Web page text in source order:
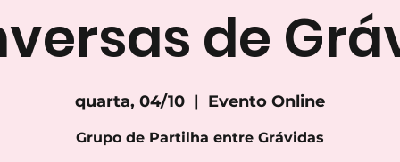
de
quarta, 04/10
  |
Evento Online